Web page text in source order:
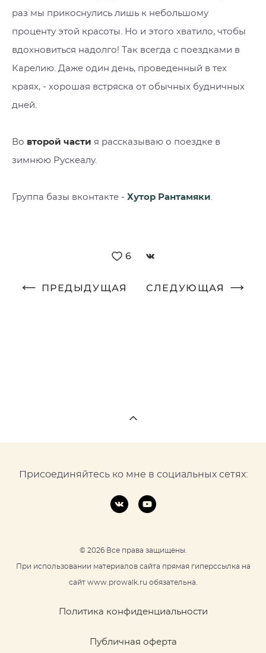
раз мы прикоснулись лишь к небольшому
проценту этой красоты. Но и этого хватило, чтобы
вдохновиться надолго! Так всегда с поездками в
Карелию. Даже один день, проведенный в тех
краях, - хорошая встряска от обычных будничных
дней.
Во второй части я рассказываю о поездке в
зимнюю Рускеалу.
Группа базы вконтакте - Хутор Рантамяки
6
ПРЕДЫДУЩАЯ СЛЕДУЮЩАЯ
Присоединяйтесь ко мне в социальных сетях:
© 2026 Все права защищены.
При использовании материалов сайта прямая гиперссылка на
сайт www.prowalk.ru обязательна.
Политика конфиденциальности
Публичная оферта